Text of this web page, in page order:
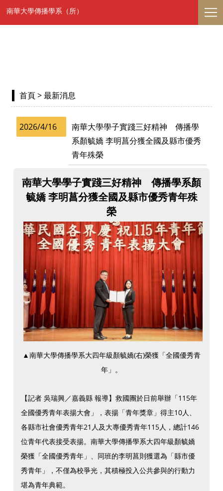
南華大學傳播學系（所）
首頁> 最新消息
2026/4/16
南華大學學子實踐三好精神 傳播學
系顏毓嬌 李明菖分獲全國及縣市優秀
青年殊榮
南華大學學子實踐三好精神 傳播學系顏
毓嬌 李明菖分獲全國及縣市優秀青年殊
榮
▲南華大學傳播學系大四年級顏毓嬌(右)榮獲「全國優秀青
年」。
【記者 吳瑞興／嘉義縣 報導】救國團於日前舉辦「115年
全國優秀青年表揚大會」，表揚「青年獎章」得主10人、
各縣市社會優秀青年21人及大專優秀青年115人，總計146
位青年代表接受表揚。南華大學傳播學系大四年級顏毓嬌
榮獲「全國優秀青年」、同班的李明菖則獲選為「縣市優
秀青年」，不僅為校爭光，其積極投入公共參與的行動力
堪為青年典範。